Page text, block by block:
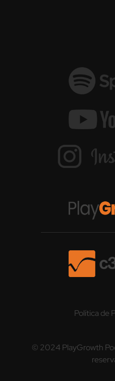
Política de
© 2024 PlayGrowth